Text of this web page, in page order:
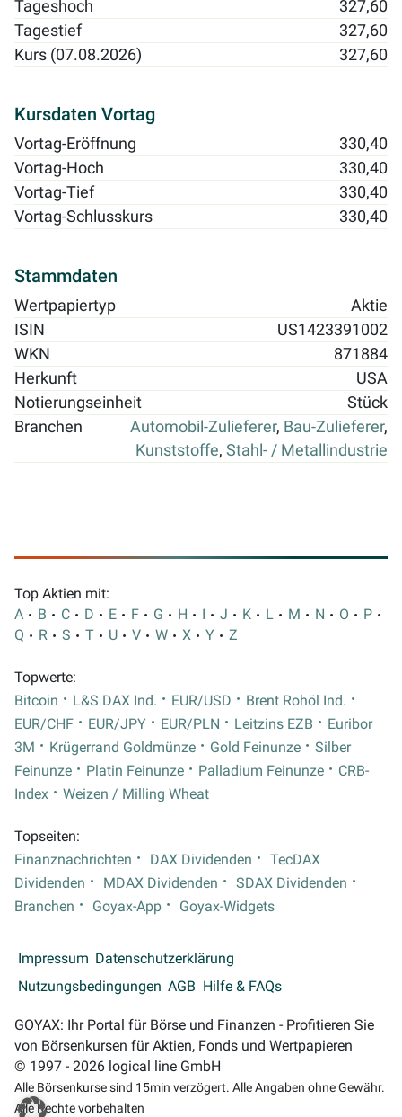
Tageshoch
327,60
Tagestief
327,60
Kurs (07.08.2026)
327,60
Kursdaten Vortag
Vortag-Eröffnung
330,40
Vortag-Hoch
330,40
Vortag-Tief
330,40
Vortag-Schlusskurs
330,40
Stammdaten
Wertpapiertyp
Aktie
ISIN
US1423391002
WKN
871884
Herkunft
USA
Notierungseinheit
Stück
Branchen
Automobil-Zulieferer, Bau-Zulieferer,
Kunststoffe, Stahl- / Metallindustrie
Top Aktien mit:
A
B C D E F G H I J K L M N O
P
Q
R S T U V W X Y Z
Topwerte:
Bitcoin
L&S DAX Ind. EUR/USD
Brent Rohöl Ind.
EUR/CHF
EUR/JPY EUR/PLN Leitzins EZB
Euribor
3M
Krügerrand Goldmünze Gold Feinunze
Silber
Feinunze
Platin Feinunze Palladium Feinunze
CRB-
Index
Weizen / Milling Wheat
Topseiten:
Finanznachrichten
DAX Dividenden
TecDAX
Dividenden
MDAX Dividenden
SDAX Dividenden
Branchen
Goyax-App Goyax-Widgets
Impressum Datenschutzerklärung
Nutzungsbedingungen AGB Hilfe & FAQs
GOYAX: Ihr Portal für Börse und Finanzen - Profitieren Sie
von Börsenkursen für Aktien, Fonds und Wertpapieren
© 1997 - 2026 logical line GmbH
Alle Börsenkurse sind 15min verzögert. Alle Angaben ohne Gewähr.
Alle Rechte vorbehalten